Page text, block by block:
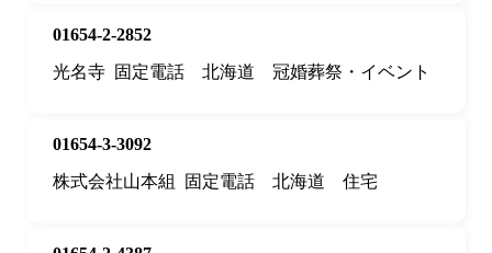
01654-2-2852
光名寺 固定電話 北海道 冠婚葬祭・イベント
01654-3-3092
株式会社山本組
固定電話 北海道 住宅